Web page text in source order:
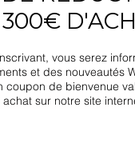
AU PANIER
300€
vous serez
et des nouveautés
coupon de bienvenue
achat sur notre site